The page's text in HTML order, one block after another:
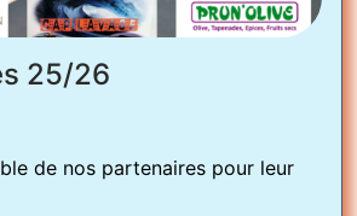
25/26
d’ouverture
25/26
de nos partenaires pour leur